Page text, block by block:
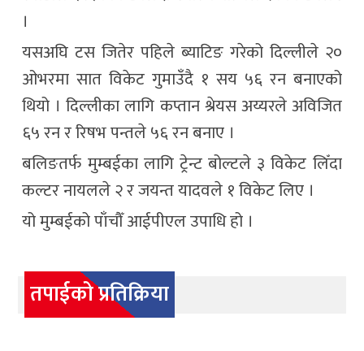
।
यसअघि टस जितेर पहिले ब्याटिङ गरेको दिल्लीले २०
ओभरमा सात विकेट गुमाउँदै १ सय ५६ रन बनाएको
थियो । दिल्लीका लागि कप्तान श्रेयस अय्यरले अविजित
६५ रन र रिषभ पन्तले ५६ रन बनाए ।
बलिङतर्फ मुम्बईका लागि ट्रेन्ट बोल्टले ३ विकेट लिँदा
कल्टर नायलले २ र जयन्त यादवले १ विकेट लिए ।
यो मुम्बईको पाँचौँ आईपीएल उपाधि हो ।
तपाईको प्रतिक्रिया